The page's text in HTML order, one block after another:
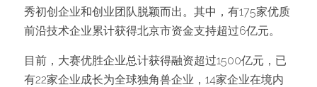
秀初创企业和创业团队脱颖而出。其中，有175家优质
前沿技术企业累计获得北京市资金支持超过6亿元。
目前，大赛优胜企业总计获得融资超过1500亿元，已
有22家企业成长为全球独角兽企业，14家企业在境内